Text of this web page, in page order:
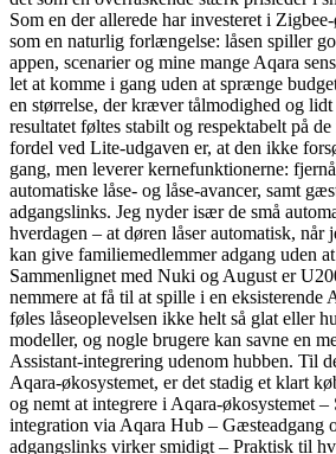
Som en der allerede har investeret i
som en naturlig forlængelse: låsen spiller
appen, scenarier og mine mange Aqara
let at komme i gang uden at sprænge
en størrelse, der kræver tålmodighed og
resultatet føltes stabilt og respektabelt på
fordel ved Lite-udgaven er, at den ikke
gang, men leverer kernefunktionerne:
automatiske låse- og låse-avancer, samt
adgangslinks. Jeg nyder især de små
hverdagen – at døren låser automatisk,
kan give familiemedlemmer adgang uden
Sammenlignet med Nuki og August er
nemmere at få til at spille i en
føles låseoplevelsen ikke helt så glat eller
modeller, og nogle brugere kan savne en
Assistant-integrering udenom hubben. Til
Aqara-økosystemet, er det stadig et klart
og nemt at integrere i Aqara-økosystemet
integration via Aqara Hub – Gæsteadgang
adgangslinks virker smidigt – Praktisk til